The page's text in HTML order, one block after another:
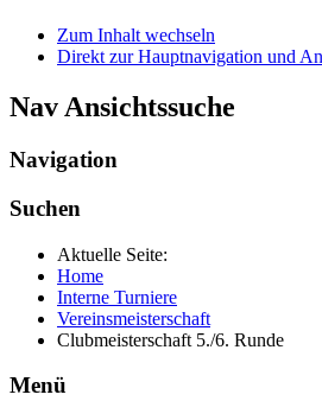
Zum Inhalt wechseln
Direkt zur Hauptnavigation und
Nav Ansichtssuche
Navigation
Suchen
Aktuelle Seite:
Home
Interne Turniere
Vereinsmeisterschaft
Clubmeisterschaft 5./6. Runde
Menü